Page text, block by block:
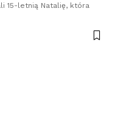
15-letnią Natalię, która